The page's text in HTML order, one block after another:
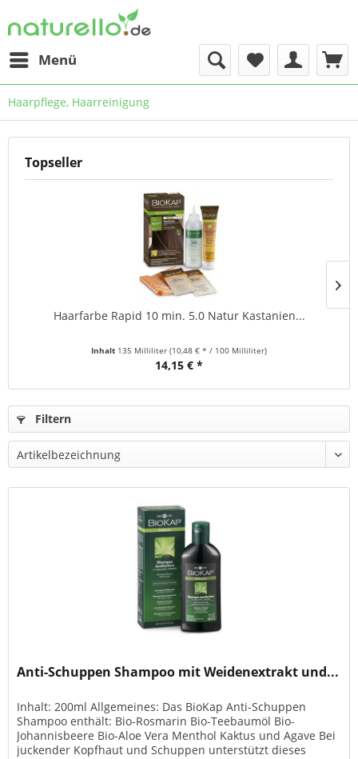
Menü
Haarpflege, Haarreinigung
Topseller
Haarfarbe Rapid 10 min. 5.0 Natur Kastanien...
Inhalt 135 Milliliter (10,48 € * / 100 Milliliter)
14,15 € *
Filtern
Anti-Schuppen Shampoo mit Weidenextrakt und...
Inhalt: 200ml Allgemeines: Das BioKap Anti-Schuppen
Shampoo enthält: Bio-Rosmarin Bio-Teebaumöl Bio-
Johannisbeere Bio-Aloe Vera Menthol Kaktus und Agave Bei
juckender Kopfhaut und Schuppen unterstützt dieses